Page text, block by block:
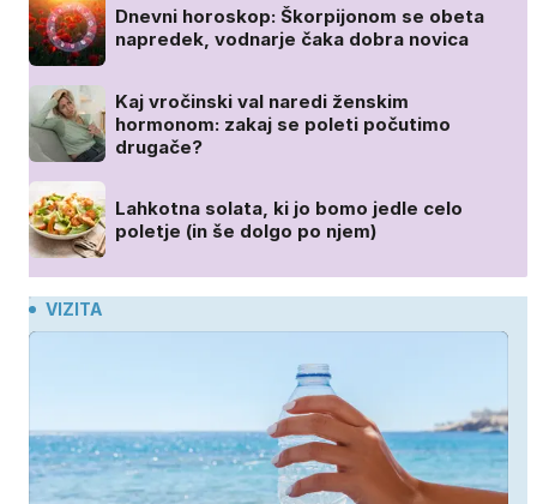
Dnevni horoskop: Škorpijonom se obeta
napredek, vodnarje čaka dobra novica
Kaj vročinski val naredi ženskim
hormonom: zakaj se poleti počutimo
drugače?
Lahkotna solata, ki jo bomo jedle celo
poletje (in še dolgo po njem)
VIZITA